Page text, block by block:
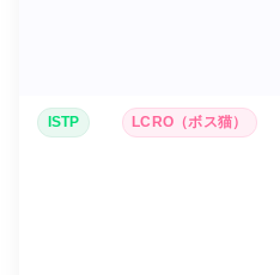
ISTP LCRO（ボス猫）